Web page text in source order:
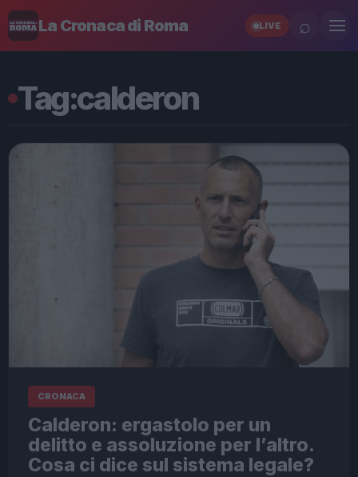
La Cronaca di Roma LIVE ⌕
Tag:calderon
CRONACA
Calderon: ergastolo per un
delitto e assoluzione per l’altro.
Cosa ci dice sul sistema legale?